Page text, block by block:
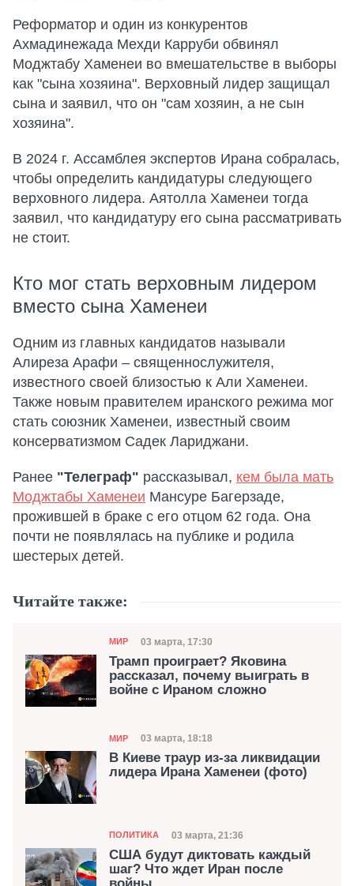
Реформатор и один из конкурентов
Ахмадинежада Мехди Карруби обвинял
Моджтабу Хаменеи во вмешательстве в выборы
как "сына хозяина". Верховный лидер защищал
сына и заявил, что он "сам хозяин, а не сын
хозяина".
В 2024 г. Ассамблея экспертов Ирана собралась,
чтобы определить кандидатуры следующего
верховного лидера. Аятолла Хаменеи тогда
заявил, что кандидатуру его сына рассматривать
не стоит.
Кто мог стать верховным лидером
вместо сына Хаменеи
Одним из главных кандидатов называли
Алиреза Арафи – священнослужителя,
известного своей близостью к Али Хаменеи.
Также новым правителем иранского режима мог
стать союзник Хаменеи, известный своим
консерватизмом Садек Лариджани.
Ранее "Телеграф" рассказывал, кем была мать
Моджтабы Хаменеи Мансуре Багерзаде,
прожившей в браке с его отцом 62 года. Она
почти не появлялась на публике и родила
шестерых детей.
Читайте также:
Категория
МИР Дата публикации
03 марта, 17:30
Трамп проиграет? Яковина
рассказал, почему выиграть в
войне с Ираном сложно
Категория
МИР Дата публикации
03 марта, 18:18
В Киеве траур из-за ликвидации
лидера Ирана Хаменеи (фото)
Категория
ПОЛИТИКА Дата публикации
03 марта, 21:36
США будут диктовать каждый
шаг? Что ждет Иран после